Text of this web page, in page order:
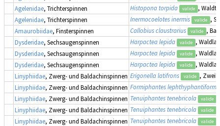
Agelenidae, Trichterspinnen Histopona torpida valide ,
Agelenidae, Trichterspinnen Inermocoelotes inermis valide ,
Amaurobiidae, Finsterspinnen Callobius claustrarius valide ,
Dysderidae, Sechsaugenspinnen Harpactea lepida valide ,
Dysderidae, Sechsaugenspinnen Harpactea lepida valide ,
Dysderidae, Sechsaugenspinnen Harpactea lepida valide ,
Linyphiidae, Zwerg- und Baldachinspinnen Erigonella latifrons valide ,
Linyphiidae, Zwerg- und Baldachinspinnen Formiphantes lephthyphantiformis
Linyphiidae, Zwerg- und Baldachinspinnen Tenuiphantes tenebricola valide
Linyphiidae, Zwerg- und Baldachinspinnen Tenuiphantes tenebricola valide
Linyphiidae, Zwerg- und Baldachinspinnen Tenuiphantes tenebricola valide